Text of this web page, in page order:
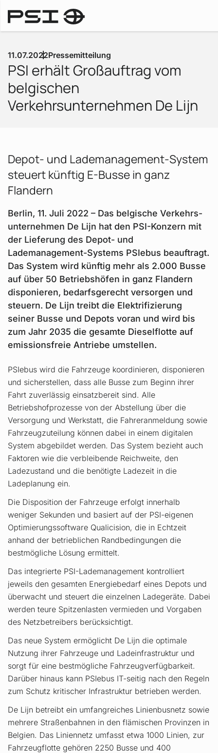
11.07.2022Pressemitteilung
PSI erhält Großauftrag vom
belgischen
Verkehrsunternehmen De Lijn
Depot- und Lademanagement-System
steuert künftig E-Busse in ganz
Flandern
Berlin, 11. Juli 2022 – Das belgische Verkehrs­
unternehmen De Lijn hat den PSI-Konzern mit
der Lieferung des Depot- und
Lademanagement-Systems PSIebus beauftragt.
Das System wird künftig mehr als 2.000 Busse
auf über 50 Betriebshöfen in ganz Flandern
disponieren, bedarfsgerecht versorgen und
steuern. De Lijn treibt die Elektrifizierung
seiner Busse und Depots voran und wird bis
zum Jahr 2035 die gesamte Dieselflotte auf
emissionsfreie Antriebe umstellen.
PSIebus wird die Fahrzeuge koordinieren, disponieren
und sicherstellen, dass alle Busse zum Beginn ihrer
Fahrt zuverlässig einsatzbereit sind. Alle
Betriebshofprozesse von der Abstellung über die
Versorgung und Werkstatt, die Fahreranmeldung sowie
Fahrzeugzuteilung können dabei in einem digitalen
System abgebildet werden. Das System bezieht auch
Faktoren wie die verbleibende Reichweite, den
Ladezustand und die benötigte Ladezeit in die
Ladeplanung ein.
Die Disposition der Fahrzeuge erfolgt innerhalb
weniger Sekunden und basiert auf der PSI-eigenen
Optimierungssoftware Qualicision, die in Echtzeit
anhand der betrieblichen Randbedingungen die
bestmögliche Lösung ermittelt.
Das integrierte PSI-Lademanagement kontrolliert
jeweils den gesamten Energiebedarf eines Depots und
überwacht und steuert die einzelnen Ladegeräte. Dabei
werden teure Spitzenlasten vermieden und Vorgaben
des Netzbetreibers berücksichtigt.
Das neue System ermöglicht De Lijn die optimale
Nutzung ihrer Fahrzeuge und Ladeinfrastruktur und
sorgt für eine bestmögliche Fahrzeugverfügbarkeit.
Darüber hinaus kann PSIebus IT-seitig nach den Regeln
zum Schutz kritischer Infrastruktur betrieben werden.
De Lijn betreibt ein umfangreiches Linienbusnetz sowie
mehrere Straßenbahnen in den flämischen Provinzen in
Belgien. Das Liniennetz umfasst etwa 1000 Linien, zur
Fahrzeugflotte gehören 2250 Busse und 400